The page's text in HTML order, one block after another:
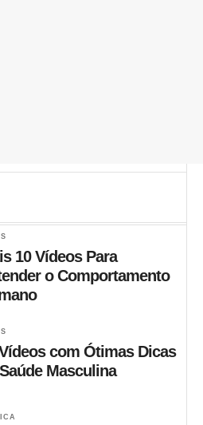
10 Vídeos Para
o Comportamento
com Ótimas Dicas
Masculina